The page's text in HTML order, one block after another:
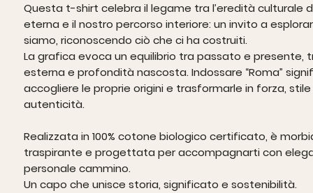
Questa t-shirt celebra il legame tra l’eredità culturale
eterna e il nostro percorso interiore: un invito a
siamo, riconoscendo ciò che ci ha costruiti.
La grafica evoca un equilibrio tra passato e presente,
esterna e profondità nascosta. Indossare “Roma”
accogliere le proprie origini e trasformarle in forza,
autenticità.
Realizzata in 100% cotone biologico certificato, è
traspirante e progettata per accompagnarti con
personale cammino.
Un capo che unisce storia, significato e sostenibilità.